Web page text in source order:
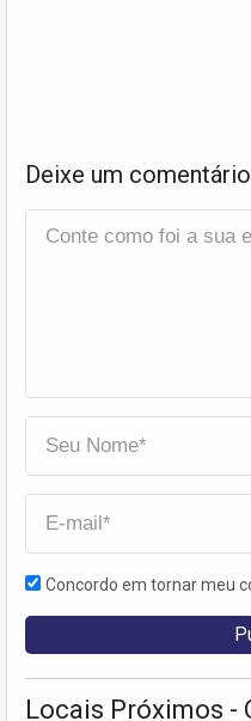
Deixe um comentário
Concordo em tornar meu
Locais Próximos -